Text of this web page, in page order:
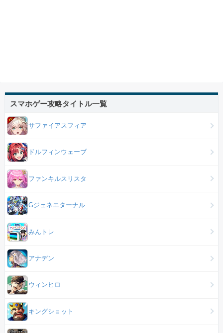
スマホゲー攻略タイトル一覧
サファイアスフィア
ドルフィンウェーブ
ファンキルスリスタ
Gジェネエターナル
みんトレ
アナデン
ウィンヒロ
キングショット